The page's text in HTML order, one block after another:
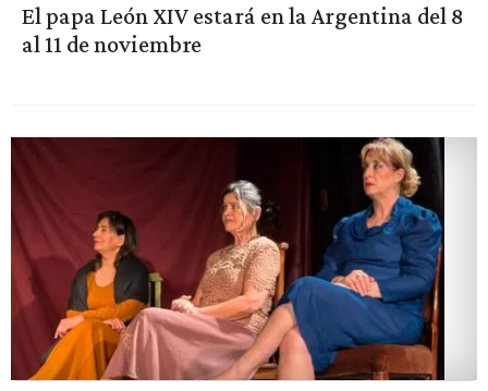
El papa León XIV estará en la Argentina del 8
al 11 de noviembre